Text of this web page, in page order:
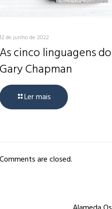
12 de junho de 2022
As cinco linguagens
Gary Chapman
Ler mais
Comments are closed.